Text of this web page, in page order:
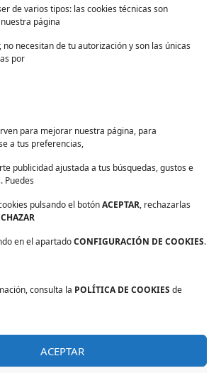
de varios tipos: las cookies técnicas son
página
no necesitan de tu autorización y son las únicas
por
para mejorar nuestra página, para
a tus preferencias,
publicidad ajustada a tus búsquedas, gustos e
Puedes
pulsando el botónACEPTAR, rechazarlas
en el apartadoCONFIGURACIÓN DE COOKIES.
consulta la POLÍTICA DE COOKIES de
ACEPTAR
noticias exclusivas y ofertas.
*
laspolíticas de privacidad.*
Aviso legal
Protección de datos
Política de cookies
básica sobre protección de datos